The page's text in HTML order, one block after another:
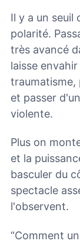
Il y a un seuil
polarité.
très avancé
laisse
traumatisme,
et passer
violente.
Plus on
et la
basculer du
spectacle
l'observent.
“Comment